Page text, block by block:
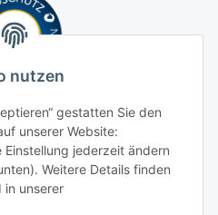
nutzen
gestatten Sie den
unserer Website:
jederzeit ändern
Weitere Details finden
in unserer